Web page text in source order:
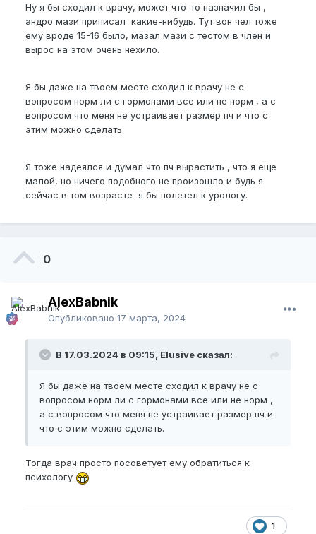
Ну я бы сходил к врачу, может что-то назначил бы ,
андро мази приписал какие-нибудь. Тут вон чел тоже
ему вроде 15-16 было, мазал мази с тестом в член и
вырос на этом очень нехило.
Я бы даже на твоем месте сходил к врачу не с
вопросом норм ли с гормонами все или не норм , а с
вопросом что меня не устраивает размер пч и что с
этим можно сделать.
Я тоже надеялся и думал что пч вырастить , что я еще
малой, но ничего подобного не произошло и будь я
сейчас в том возрасте я бы полетел к урологу.
0
AlexBabnik
Опубликовано 17 марта, 2024
В 17.03.2024 в 09:15, Elusive сказал:
Я бы даже на твоем месте сходил к врачу не с
вопросом норм ли с гормонами все или не норм ,
а с вопросом что меня не устраивает размер пч и
что с этим можно сделать.
Тогда врач просто посоветует ему обратиться к
психологу
1